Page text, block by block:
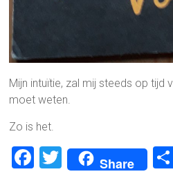
Mijn intuïtie, zal mij steeds op tijd
moet weten.
Zo is het.
F
T
wi
Share